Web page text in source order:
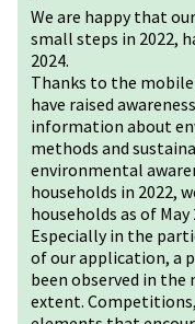
We are happy that
small steps in 2022,
2024.
Thanks to the
have raised
information about
methods and
environmental
households in 2022,
households as of May
Especially in the
of our application, a
been observed in
extent.